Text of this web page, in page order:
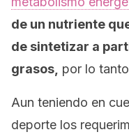
de un nutriente
de sintetizar a
grasos, por lo
Aun teniendo en
deporte los